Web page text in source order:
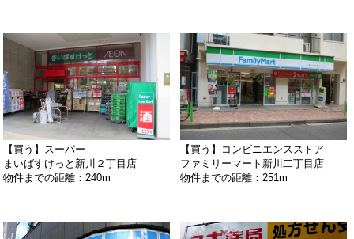
【買う】スーパー
まいばすけっと新川２丁目店
物件までの距離：240m
【買う】コンビニエンスストア
ファミリーマート新川二丁目店
物件までの距離：251m